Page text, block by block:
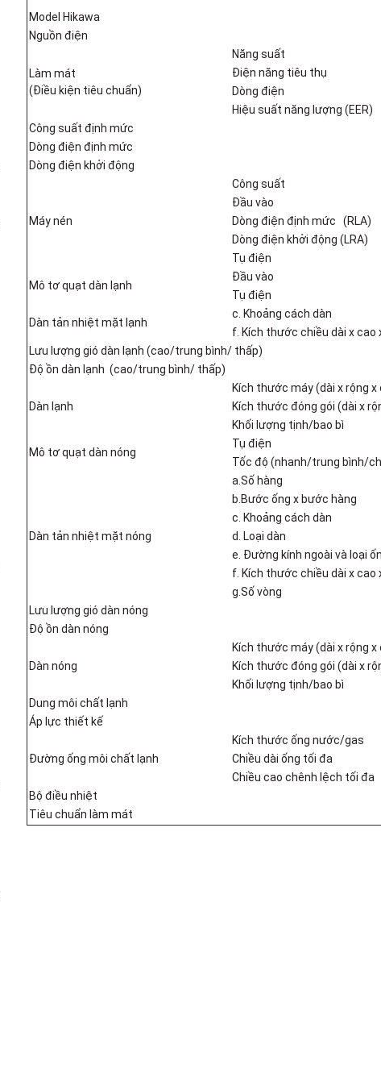
Model Hikawa
Nguồn điện
Làm mát
(Điều kiện tiêu chuẩn)
Năng suất
Điện năng tiêu thụ
Dòng điện
Hiệu suất năng lượng (EER)
Công suất định mức
Dòng điện định mức
Dòng điện khởi động
Máy nén
Công suất
Đầu vào
Dòng điện định mức (RLA)
Dòng điện khởi động (LRA)
Tụ điện
Mô tơ quạt dàn lạnh
Đầu vào
Tụ điện
Dàn tản nhiệt mặt lạnh
c. Khoảng cách dàn
f. Kích thước chiều dài x cao
Lưu lượng gió dàn lạnh (cao/trung bình/ thấp)
Độ ồn dàn lạnh (cao/trung bình/ thấp)
Dàn lạnh
Kích thước máy (dài x rộng x
Kích thước đóng gói (dài x
Khối lượng tịnh/bao bì
Mô tơ quạt dàn nóng
Tụ điện
Tốc độ (nhanh/trung bình/
Dàn tản nhiệt mặt nóng
a.Số hàng
b.Bước ống x bước hàng
c. Khoảng cách dàn
d. Loại dàn
e. Đường kính ngoài và loại
f. Kích thước chiều dài x cao
g.Số vòng
Lưu lượng gió dàn nóng
Độ ồn dàn nóng
Dàn nóng
Kích thước máy (dài x rộng x
Kích thước đóng gói (dài x
Khối lượng tịnh/bao bì
Dung môi chất lạnh
Áp lực thiết kế
Đường ống môi chất lạnh
Kích thước ống nước/gas
Chiều dài ống tối đa
Chiều cao chênh lệch tối
Bộ điều nhiệt
Tiêu chuẩn làm mát